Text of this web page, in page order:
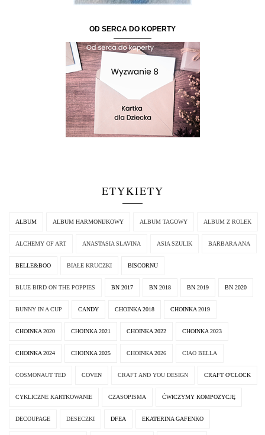
OD SERCA DO KOPERTY
ETYKIETY
ALBUM ALBUM HARMONIJKOWY ALBUM TAGOWY ALBUM Z ROLEK
ALCHEMY OF ART ANASTASIA SLAVINA ASIA SZULIK BARBARA ANA
BELLE&BOO BIAŁE KRUCZKI BISCORNU
BLUE BIRD ON THE POPPIES BN 2017 BN 2018 BN 2019 BN 2020
BUNNY IN A CUP CANDY CHOINKA 2018 CHOINKA 2019
CHOINKA 2020 CHOINKA 2021 CHOINKA 2022 CHOINKA 2023
CHOINKA 2024 CHOINKA 2025 CHOINKA 2026 CIAO BELLA
COSMONAUT TED COVEN CRAFT AND YOU DESIGN CRAFT O'CLOCK
CYKLICZNE KARTKOWANIE CZASOPISMA ĆWICZYMY KOMPOZYCJĘ
DECOUPAGE DESECZKI DFEA EKATERINA GAFENKO